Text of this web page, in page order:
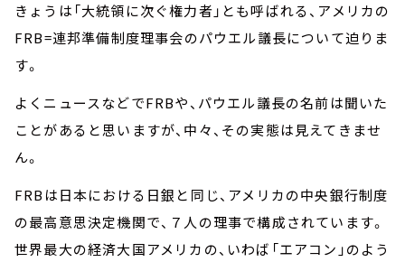
きょうは「大統領に次ぐ権力者」とも呼ばれる、アメリカの
FRB=連邦準備制度理事会のパウエル議長について迫りま
す。
よくニュースなどでFRBや、パウエル議長の名前は聞いた
ことがあると思いますが、中々、その実態は見えてきませ
ん。
FRBは日本における日銀と同じ、アメリカの中央銀行制度
の最高意思決定機関で、７人の理事で構成されています。
世界最大の経済大国アメリカの、いわば「エアコン」のよう